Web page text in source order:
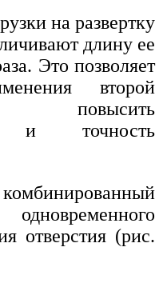
на развертку
длину ее
Это позволяет
второй
повысить
и точность
отверстия (рис.